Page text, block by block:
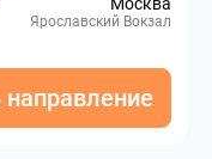
Ярославский Вокзал